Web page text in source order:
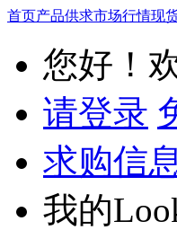
首页产品供求市场行情现
您好！
请登录
求购信
我的